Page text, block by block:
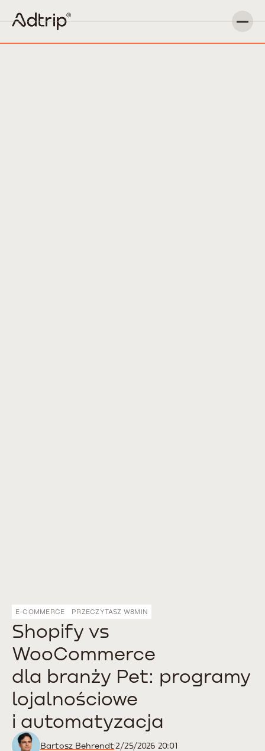
E-COMMERCE PRZECZYTASZ W8MIN
Shopify vs
WooCommerce
dla branży Pet: programy
lojalnościowe
i automatyzacja
Bartosz Behrendt2/25/2026 20:01